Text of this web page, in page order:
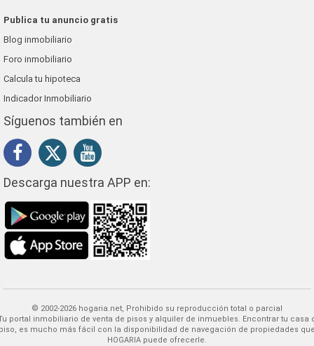
Publica tu anuncio gratis
Blog inmobiliario
Foro inmobiliario
Calcula tu hipoteca
Indicador Inmobiliario
Síguenos también en
Descarga nuestra APP en:
© 2002-2026 hogaria.net, Prohibido su reproducción total o parcial
Encontrar tu casa o
es mucho más fácil con la disponibilidad de navegación de propiedades
HOGARIA puede ofrecerle.